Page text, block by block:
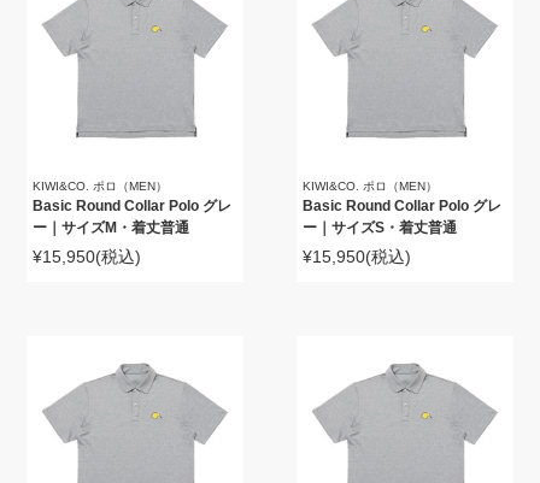
KIWI&CO. ポロ（MEN）
Basic Round Collar Polo グレ
ー｜サイズM・着丈普通
¥15,950(税込)
KIWI&CO. ポロ（MEN）
Basic Round Collar Polo グレ
ー｜サイズS・着丈普通
¥15,950(税込)